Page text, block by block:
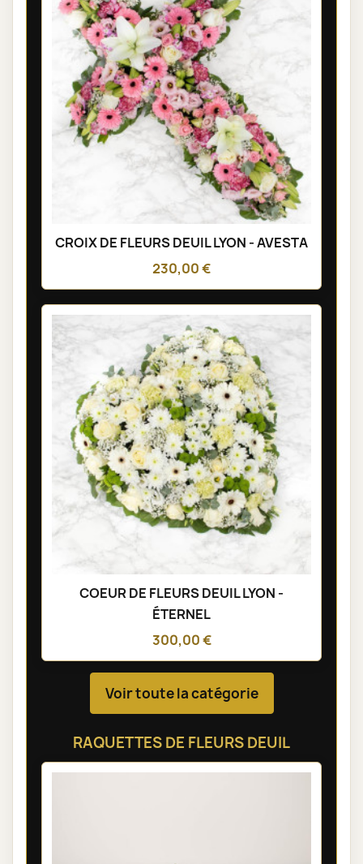
CROIX DE FLEURS DEUIL LYON - AVESTA
230,00 €
COEUR DE FLEURS DEUIL LYON -
ÉTERNEL
300,00 €
Voir toute la catégorie
RAQUETTES DE FLEURS DEUIL